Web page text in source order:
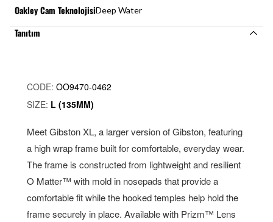
Oakley Cam TeknolojisiDeep Water
Tanıtım
CODE: OO9470-0462
SIZE: L (135MM)
Meet Gibston XL, a larger version of Gibston, featuring
a high wrap frame built for comfortable, everyday wear.
The frame is constructed from lightweight and resilient
O Matter™ with mold in nosepads that provide a
comfortable fit while the hooked temples help hold the
frame securely in place. Available with Prizm™ Lens